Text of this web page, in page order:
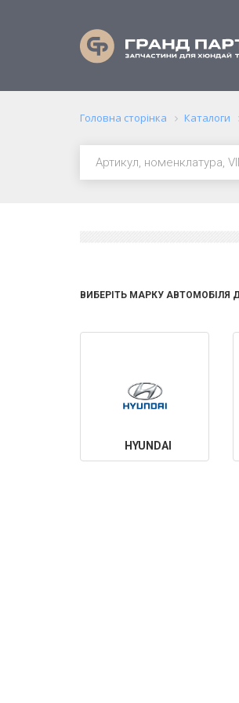
Головна сторінка Каталоги
ВИБЕРІТЬ МАРКУ АВТОМОБІЛЯ
HYUNDAI